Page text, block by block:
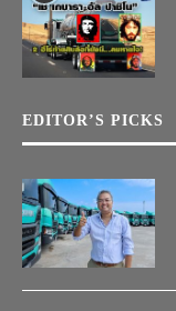
EDITOR’S PICKS